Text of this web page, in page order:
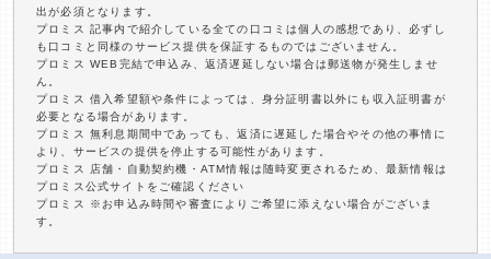
出が必須となります。
プロミス 記事内で紹介している全ての口コミは個人の感想であり、必ずし
も口コミと同様のサービス提供を保証するものではございません。
プロミス WEB完結で申込み、返済遅延しない場合は郵送物が発生しませ
ん。
プロミス 借入希望額や条件によっては、身分証明書以外にも収入証明書が
必要となる場合があります。
プロミス 無利息期間中であっても、返済に遅延した場合やその他の事情に
より、サービスの提供を停止する可能性があります。
プロミス 店舗・自動契約機・ATM情報は随時変更されるため、最新情報は
プロミス公式サイトをご確認ください
プロミス ※お申込み時間や審査によりご希望に添えない場合がございま
す。